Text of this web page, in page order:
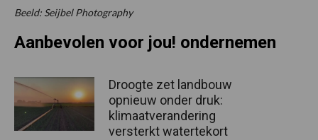
Beeld: Seijbel Photography
Aanbevolen voor jou! ondernemen
Droogte zet landbouw
opnieuw onder druk:
klimaatverandering
versterkt watertekort